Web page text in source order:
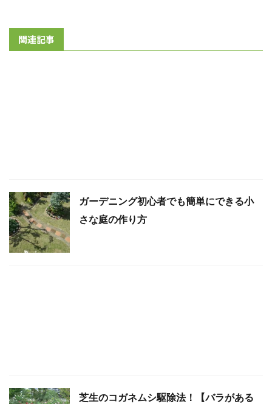
関連記事
ガーデニング初心者でも簡単にできる小
さな庭の作り方
芝生のコガネムシ駆除法！【バラがある